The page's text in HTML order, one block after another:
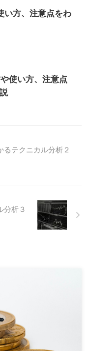
い方、注意点をわ
使い方、注意点
るテクニカル分析２
分析３